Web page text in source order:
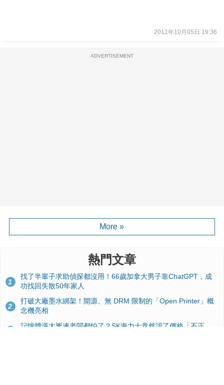
2011年10月05日 19:36
ADVERTISEMENT
More »
熱門文章
1
找了半輩子求助偵探都沒用！66歲加拿大男子靠ChatGPT，成
功找回失散50年家人
2
打破大廠墨水綁架！開源、無 DRM 限制的「Open Printer」概
念機亮相
記憶體漲太兇連老闆都怕了？SK海力士竟然認了價格「不正